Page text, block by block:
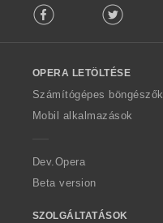
o
w
O
p
a
Facebook Twitter
OPERA LETÖLTÉSE
Számítógépes böngészők
Mobil alkalmazások
Dev.Opera
Beta version
SZOLGÁLTATÁSOK